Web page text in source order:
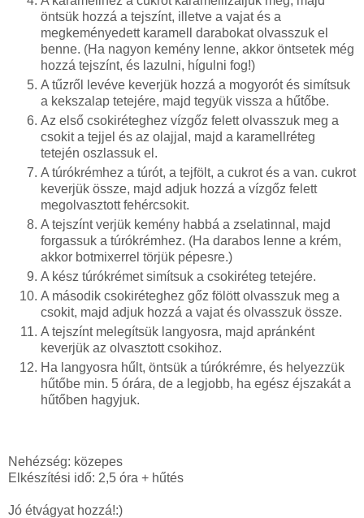
öntsük hozzá a tejszínt, illetve a vajat és a
megkeményedett karamell darabokat olvasszuk el
benne. (Ha nagyon kemény lenne, akkor öntsetek még
hozzá tejszínt, és lazulni, hígulni fog!)
A tűzről levéve keverjük hozzá a mogyorót és simítsuk
a kekszalap tetejére, majd tegyük vissza a hűtőbe.
Az első csokiréteghez vízgőz felett olvasszuk meg a
csokit a tejjel és az olajjal, majd a karamellréteg
tetején oszlassuk el.
A túrókrémhez a túrót, a tejfölt, a cukrot és a van. cukrot
keverjük össze, majd adjuk hozzá a vízgőz felett
megolvasztott fehércsokit.
A tejszínt verjük kemény habbá a zselatinnal, majd
forgassuk a túrókrémhez. (Ha darabos lenne a krém,
akkor botmixerrel törjük pépesre.)
A kész túrókrémet simítsuk a csokiréteg tetejére.
A második csokiréteghez gőz fölött olvasszuk meg a
csokit, majd adjuk hozzá a vajat és olvasszuk össze.
A tejszínt melegítsük langyosra, majd apránként
keverjük az olvasztott csokihoz.
Ha langyosra hűlt, öntsük a túrókrémre, és helyezzük
hűtőbe min. 5 órára, de a legjobb, ha egész éjszakát a
hűtőben hagyjuk.
Nehézség: közepes
Elkészítési idő: 2,5 óra + hűtés
Jó étvágyat hozzá!:)